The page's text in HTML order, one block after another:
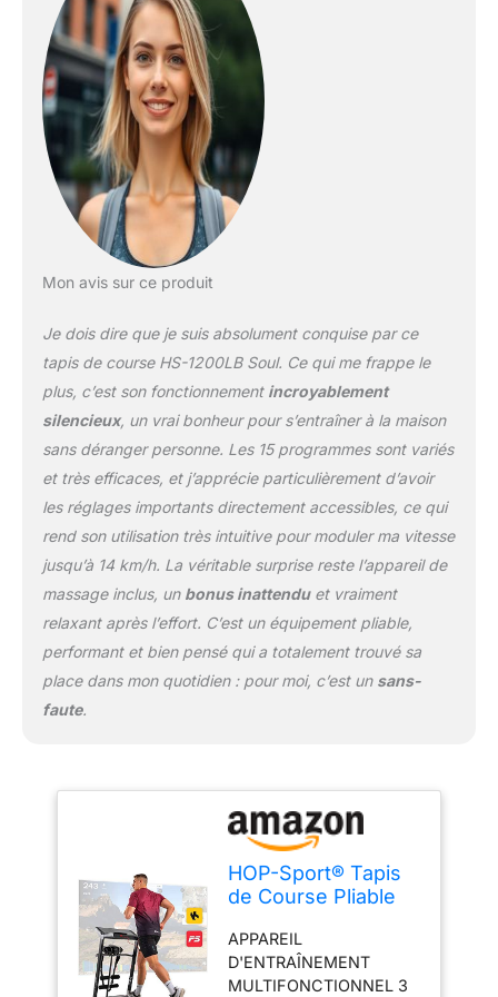
D'ENTRAÎNEMENT :
L'écran du tapis de
course pliable inclinable
est clair et facile à utiliser.
15 programmes
d'entraînement, interface
USB et Bluetooth,
support pour
smartphone et tablette,
etc. sont disponibles.
les poignées gauche et
droite. Le résultat est
affiché immédiatement
sur l'écran après les avoir
touchés. TECHNOLOGIE
INNOVANTE : Le tapis de
course électrique a une
surface de course à 5
revêtement antidérapant,
système
d'amortissement, moteur
à courant continu de 1,5
jusqu'à 14 km/h est
possible, et il fonctionne
horizontale, et le
système de stabilisation
s'occupe du reste grâce
à des actionneurs. Les
facilitent le déplacement.
2,41 € d'éco
participation.
Mon avis sur ce produit
Je dois dire que je suis absolument conquise par ce
tapis de course HS-1200LB Soul. Ce qui me frappe le
plus, c’est son fonctionnement incroyablement
silencieux, un vrai bonheur pour s’entraîner à la maison
sans déranger personne. Les 15 programmes sont variés
et très efficaces, et j’apprécie particulièrement d’avoir
les réglages importants directement accessibles, ce qui
rend son utilisation très intuitive pour moduler ma vitesse
jusqu’à 14 km/h. La véritable surprise reste l’appareil de
massage inclus, un bonus inattenduet vraiment
relaxant après l’effort. C’est un équipement pliable,
performant et bien pensé qui a totalement trouvé sa
place dans mon quotidien : pour moi, c’est un sans-
faute.
HOP-Sport® Tapis
de Course Pliable
Vitesse 0.8-14
km/h, Tapis Roulant
Inclinable 2en1 pour
APPAREIL
D'ENTRAÎNEMENT
MULTIFONCTIONNEL 3